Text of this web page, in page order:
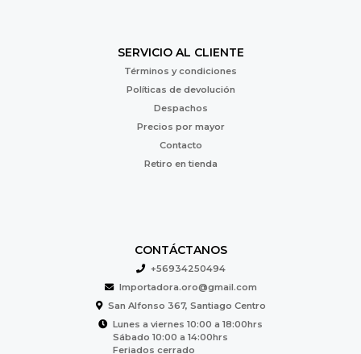
SERVICIO AL CLIENTE
Términos y condiciones
Políticas de devolución
Despachos
Precios por mayor
Contacto
Retiro en tienda
CONTÁCTANOS
+56934250494
Importadora.oro@gmail.com
San Alfonso 367, Santiago Centro
Lunes a viernes 10:00 a 18:00hrs
Sábado 10:00 a 14:00hrs
Feriados cerrado